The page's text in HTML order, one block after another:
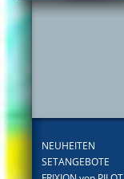
NEUHEITEN
SETANGEBOTE
FILTER